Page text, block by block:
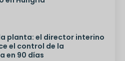
planta: el director interino
el control de la
en 90 días